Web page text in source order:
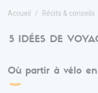
Accueil Récits & conseils
5 IDÉES DE
Où partir à vélo en